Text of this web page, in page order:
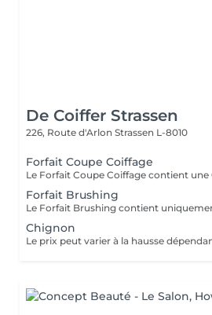
De Coiffer Strassen
226, Route d'Arlon Strassen L-8010
Forfait Coupe Coiffage
Forfait Brushing
Chignon